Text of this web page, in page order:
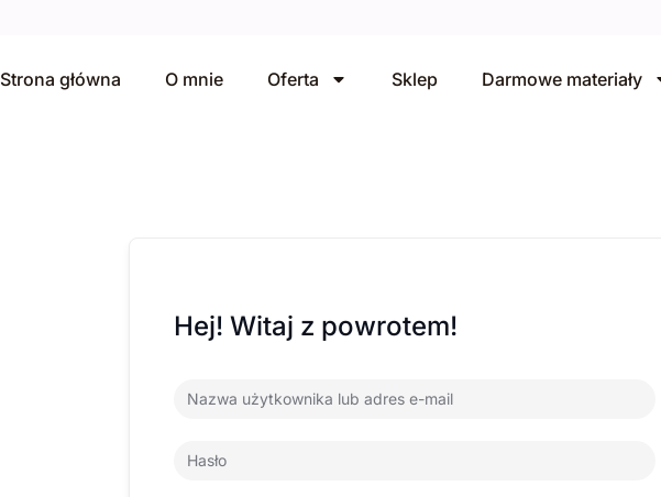
Strona główna O mnie Oferta Sklep Darmowe materiały
Hej! Witaj z powrotem!